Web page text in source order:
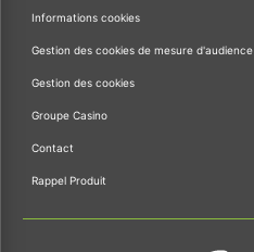
Informations cookies
Gestion des cookies de mesure d'audience
Gestion des cookies
Groupe Casino
Contact
Rappel Produit